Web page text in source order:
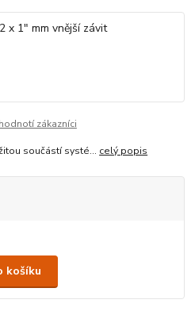
zákazníci
součástí systé... celý popis
košíku